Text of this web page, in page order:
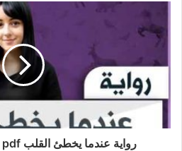
رواية عندما يخطئ القلب pdf كاملة تحميل 2024